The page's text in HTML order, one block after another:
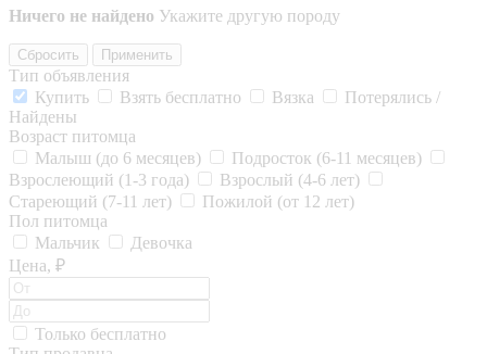
Ничего не найдено Укажите другую породу
Сбросить Применить
Тип объявления
Купить
Взять бесплатно Вязка
Потерялись /
Найдены
Возраст питомца
Малыш (до 6 месяцев)
Подросток (6-11 месяцев)
Взрослеющий (1-3 года)
Взрослый (4-6 лет)
Стареющий (7-11 лет)
Пожилой (от 12 лет)
Пол питомца
Мальчик
Девочка
Цена, ₽
Только бесплатно